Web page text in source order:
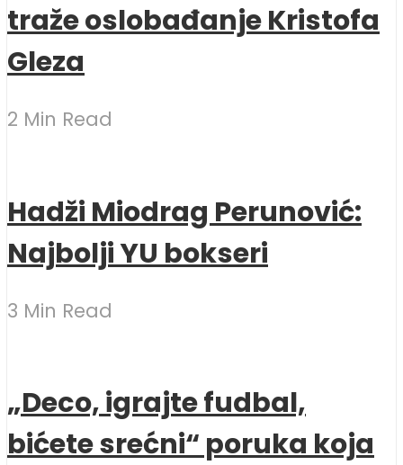
traže oslobađanje Kristofa
Gleza
2 Min Read
Hadži Miodrag Perunović:
Najbolji YU bokseri
3 Min Read
„Deco, igrajte fudbal,
bićete srećni“ poruka koja